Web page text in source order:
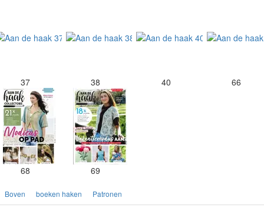
37 38 40 66
68 69
Boven boeken haken Patronen